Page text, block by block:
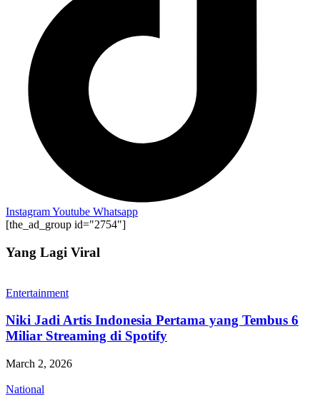
InstagramYoutube Whatsapp
[the_ad_group id="2754"]
Yang Lagi Viral
Entertainment
Niki Jadi Artis Indonesia Pertama yang Tembus 6
Miliar Streaming di Spotify
March 2, 2026
National